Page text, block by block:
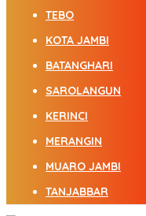
TEBO
KOTA JAMBI
BATANGHARI
SAROLANGUN
KERINCI
MERANGIN
MUARO JAMBI
TANJABBAR